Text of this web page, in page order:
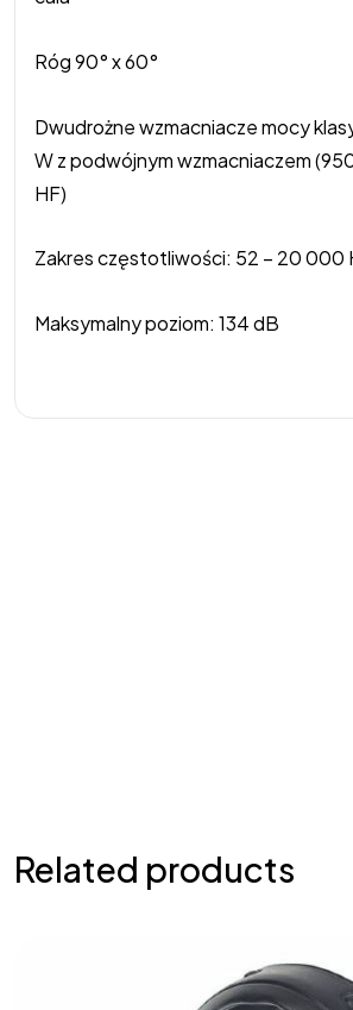
Róg 90° x 60°
Dwudrożne wzmacniacze mocy
W z podwójnym wzmacniaczem
HF)
Zakres częstotliwości: 52 – 20 000
Maksymalny poziom: 134 dB
Related products